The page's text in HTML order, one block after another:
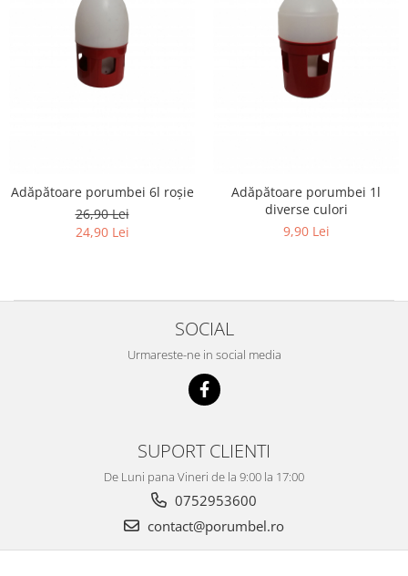
Adăpătoare porumbei 6l roșie
26,90 Lei
24,90 Lei
Adăpătoare porumbei 1l
diverse culori
9,90 Lei
SOCIAL
Urmareste-ne in social media
SUPORT CLIENTI
De Luni pana Vineri de la 9:00 la 17:00
0752953600
contact@porumbel.ro